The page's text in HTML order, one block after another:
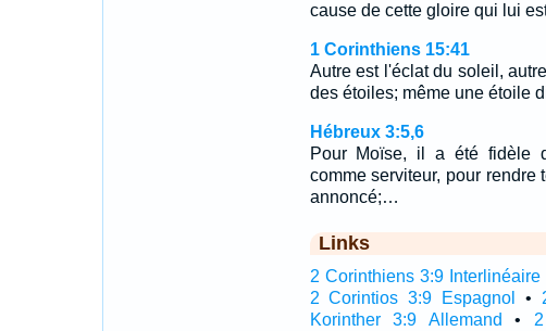
cause de cette gloire qui lui
1 Corinthiens 15:41
Autre est l'éclat du soleil,
des étoiles; même une étoile
Hébreux 3:5,6
Pour Moïse, il a été fidèle
comme serviteur, pour
annoncé;…
Links
2 Corinthiens 3:9 Interlinéaire
2 Corintios 3:9 Espagnol
•
Korinther 3:9 Allemand
•